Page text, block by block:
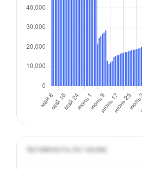
Активность по часам